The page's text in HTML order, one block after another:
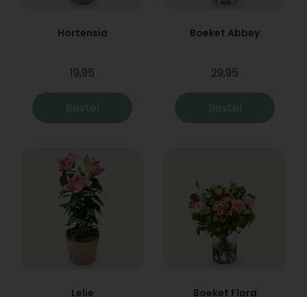
Hortensia
19,95
Bestel
Boeket Abbey
29,95
Bestel
Lelie Boeket Flora